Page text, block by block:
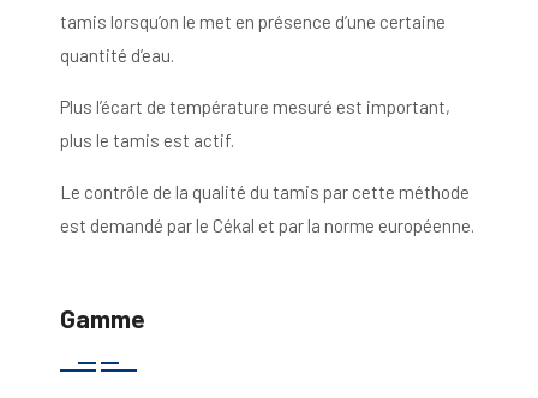
tamis lorsqu’on le met en présence d’une certaine
quantité d’eau.
Plus l’écart de température mesuré est important,
plus le tamis est actif.
Le contrôle de la qualité du tamis par cette méthode
est demandé par le Cékal et par la norme européenne.
Gamme